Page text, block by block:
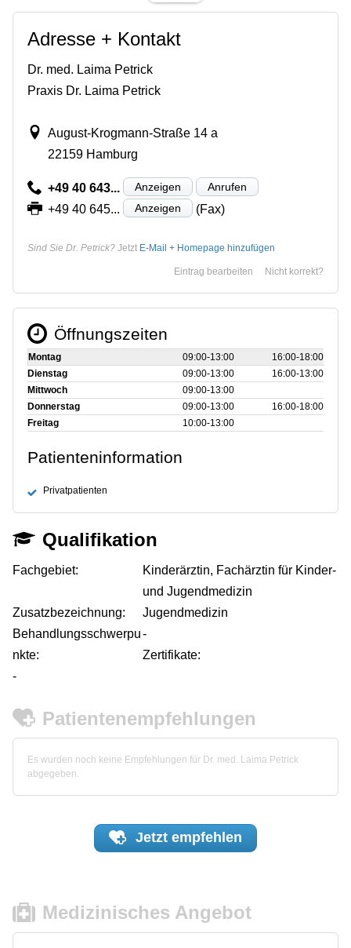
Adresse + Kontakt
Dr. med. Laima Petrick
Praxis Dr. Laima Petrick
August-Krogmann-Straße 14 a
22159 Hamburg
+49 40 643... Anzeigen Anrufen
+49 40 645... Anzeigen (Fax)
Sind Sie Dr. Petrick? Jetzt E-Mail + Homepage hinzufügen
Nicht korrekt?
Eintrag bearbeiten
Öffnungszeiten
Montag 09:00‑13:00
16:00‑18:00
Dienstag
09:00‑13:00
16:00‑13:00
Mittwoch
09:00‑13:00
Donnerstag
09:00‑13:00
16:00‑18:00
Freitag
10:00‑13:00
Patienteninformation
Privatpatienten
Qualifikation
Fachgebiet:
Kinderärztin, Fachärztin für Kinder-
und Jugendmedizin
Zusatzbezeichnung:
Jugendmedizin
Behandlungsschwerpu
nkte:
-
Zertifikate:
-
Patientenempfehlungen
Es wurden noch keine Empfehlungen für Dr. med. Laima Petrick
abgegeben.
Jetzt empfehlen
Medizinisches Angebot